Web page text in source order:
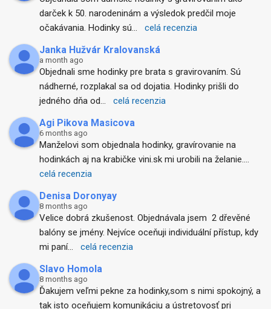
darček k 50. narodeninám a výsledok predčil moje
očakávania. Hodinky sú... celá recenzia
Janka Hužvár Kralovanská
a month ago
Objednali sme hodinky pre brata s gravirovaním. Sú
nádherné, rozplakal sa od dojatia. Hodinky prišli do
jedného dňa od... celá recenzia
Agi Pikova Masicova
6 months ago
Manželovi som objednala hodinky, gravírovanie na
hodinkách aj na krabičke vini.sk mi urobili na želanie.
celá recenzia
Denisa Doronyay
8 months ago
Velice dobrá zkušenost. Objednávala jsem  2 dřevěné
balóny se jmény. Nejvíce oceňuji individuální přístup, kdy
mi paní... celá recenzia
Slavo Homola
8 months ago
Ďakujem veľmi pekne za hodinky,som s nimi spokojný, a
tak isto oceňujem komunikáciu a ústretovosť pri